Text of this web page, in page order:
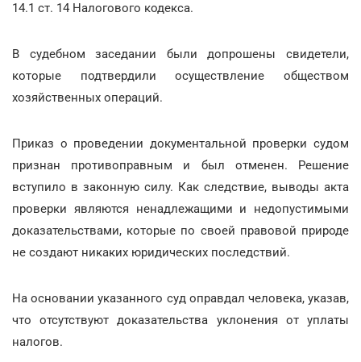
14.1 ст. 14 Налогового кодекса.
В судебном заседании были допрошены свидетели,
которые подтвердили осуществление обществом
хозяйственных операций.
Приказ о проведении документальной проверки судом
признан противоправным и был отменен. Решение
вступило в законную силу. Как следствие, выводы акта
проверки являются ненадлежащими и недопустимыми
доказательствами, которые по своей правовой природе
не создают никаких юридических последствий.
На основании указанного суд оправдал человека, указав,
что отсутствуют доказательства уклонения от уплаты
налогов.